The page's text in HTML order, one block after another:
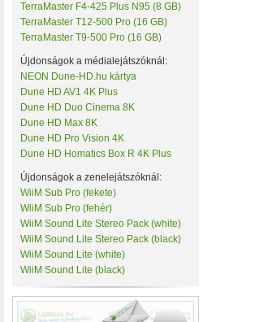
TerraMaster F4-425 Plus N95 (8 GB)
TerraMaster T12-500 Pro (16 GB)
TerraMaster T9-500 Pro (16 GB)
Újdonságok a médialejátszóknál:
NEON Dune-HD.hu kártya
Dune HD AV1 4K Plus
Dune HD Duo Cinema 8K
Dune HD Max 8K
Dune HD Pro Vision 4K
Dune HD Homatics Box R 4K Plus
Újdonságok a zenelejátszóknál:
WiiM Sub Pro (fekete)
WiiM Sub Pro (fehér)
WiiM Sound Lite Stereo Pack (white)
WiiM Sound Lite Stereo Pack (black)
WiiM Sound Lite (white)
WiiM Sound Lite (black)